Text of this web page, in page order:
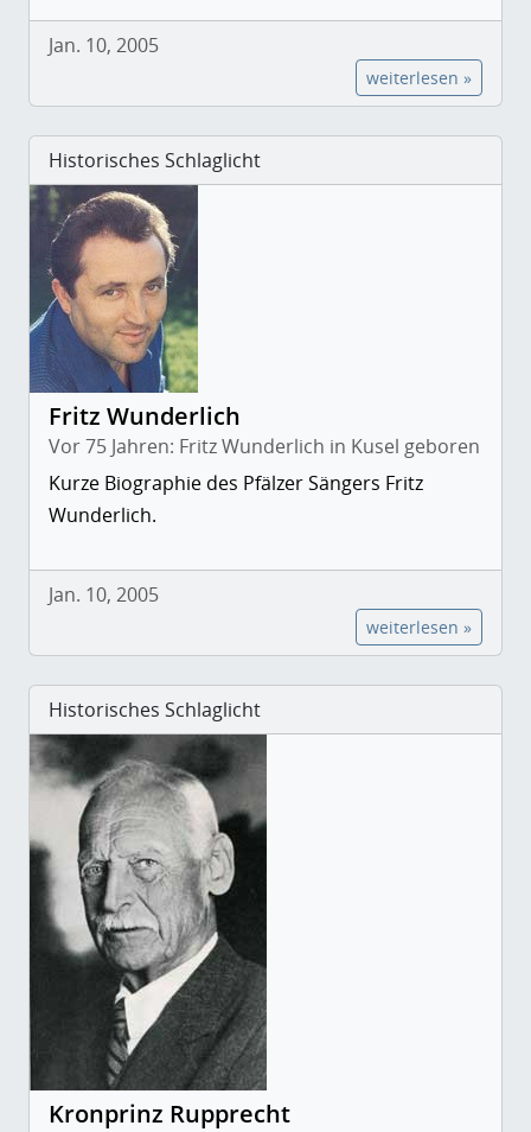
Jan. 10, 2005
weiterlesen »
Historisches Schlaglicht
Fritz Wunderlich
Vor 75 Jahren: Fritz Wunderlich in Kusel geboren
Kurze Biographie des Pfälzer Sängers Fritz
Wunderlich.
Jan. 10, 2005
weiterlesen »
Historisches Schlaglicht
Kronprinz Rupprecht